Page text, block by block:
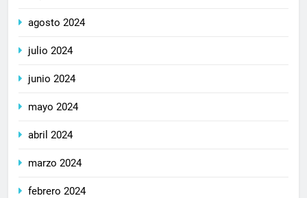
agosto 2024
julio 2024
junio 2024
mayo 2024
abril 2024
marzo 2024
febrero 2024